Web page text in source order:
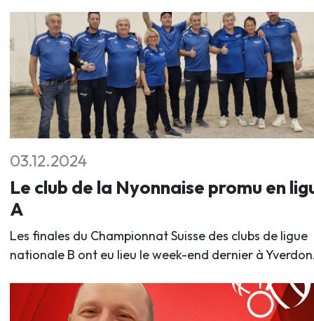
03.12.2024
Le club de la Nyonnaise promu en
A
Les finales du Championnat Suisse des clubs de ligue
nationale B ont eu lieu le week-end dernier à